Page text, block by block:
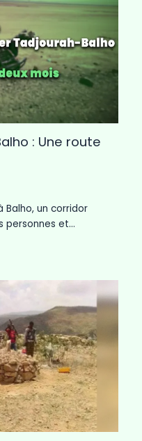
: Une route
Balho, un corridor
personnes et…